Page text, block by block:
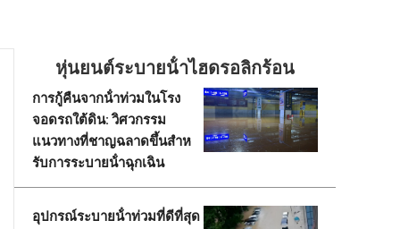
หุ่นยนต์ระบายน้ําไฮดรอลิกร้อน
การกู้คืนจากน้ําท่วมในโรง
จอดรถใต้ดิน: วิศวกรรม
แนวทางที่ชาญฉลาดขึ้นสําห
รับการระบายน้ําฉุกเฉิน
อุปกรณ์ระบายน้ําท่วมที่ดีที่สุด